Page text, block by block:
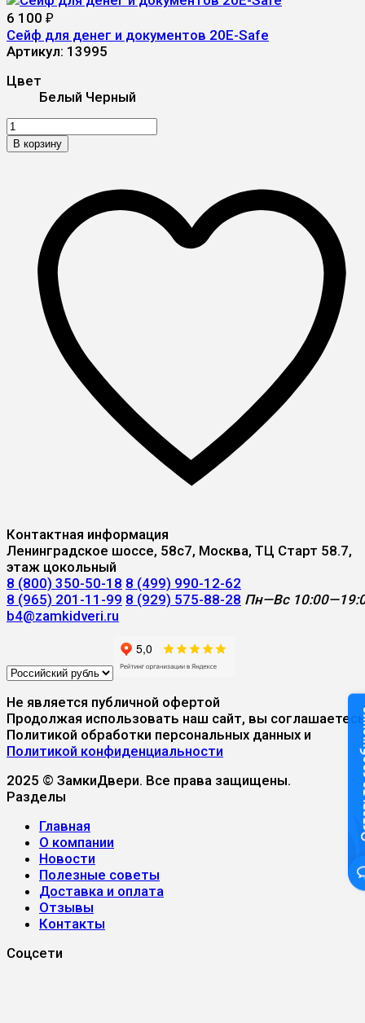
6 100 ₽
Сейф для денег и документов 20E-Safe
Артикул: 13995
Цвет
Белый Черный
В корзину
Контактная информация
Ленинградское шоссе, 58с7, Москва, ТЦ Старт 58.7,
этаж цокольный
8 (800) 350-50-18 8 (499) 990-12-62
8 (965) 201-11-99 8 (929) 575-88-28 Пн—Вс
b4@zamkidveri.ru
Не является публичной офертой
Продолжая использовать наш сайт, вы
Политикой обработки персональных данных и
Политикой конфиденциальности
2025 © ЗамкиДвери. Все права защищены.
Разделы
Главная
О компании
Новости
Полезные советы
Доставка и оплата
Отзывы
Контакты
Соцсети